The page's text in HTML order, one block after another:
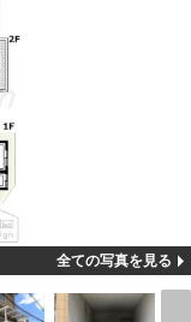
全ての写真を見る